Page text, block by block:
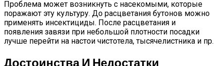
Проблема может возникнуть с насекомыми, которые
поражают эту культуру. До расцветания бутонов можно
применять инсектициды. После расцветания и
появления завязи при небольшой плотности посадки
лучше перейти на настои чистотела, тысячелистника и пр.
Достоинства И Недостатки